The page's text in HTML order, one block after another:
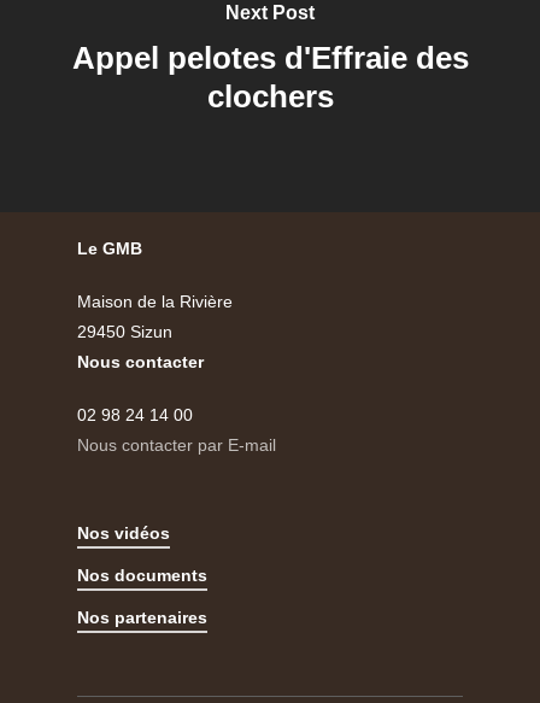
Next Post
Appel pelotes d'Effraie des
clochers
Le GMB
Maison de la Rivière
29450 Sizun
Nous contacter
02 98 24 14 00
Nous contacter par E-mail
Nos vidéos
Nos documents
Nos partenaires